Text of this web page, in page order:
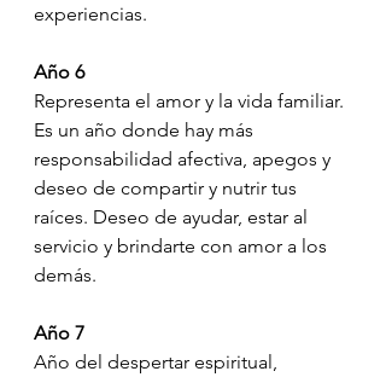
experiencias.
Año 6
Representa el amor y la vida familiar.
Es un año donde hay más
responsabilidad afectiva, apegos y
deseo de compartir y nutrir tus
raíces. Deseo de ayudar, estar al
servicio y brindarte con amor a los
demás.
Año 7
Año del despertar espiritual,